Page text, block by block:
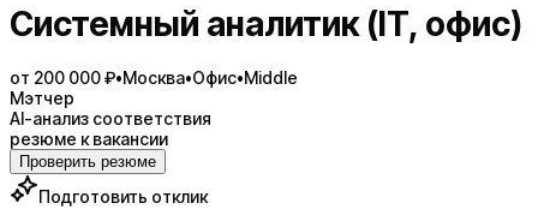
Системный аналитик (IT, офис)
от 200 000 ₽•Москва•Офис•Middle
Мэтчер
AI-анализ соответствия
резюме к вакансии
Проверить резюме
Подготовить отклик